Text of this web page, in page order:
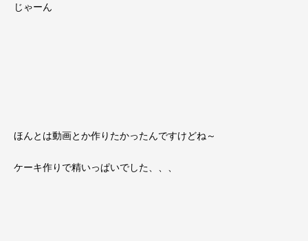
じゃーん
ほんとは動画とか作りたかったんですけどね～
ケーキ作りで精いっぱいでした、、、